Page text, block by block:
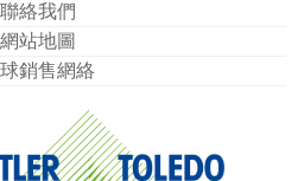
聯絡我們
網站地圖
銷售網絡